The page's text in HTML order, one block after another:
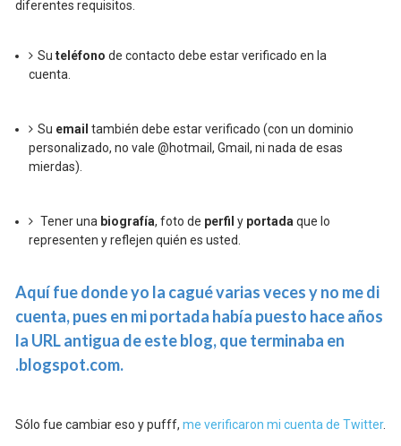
diferentes requisitos.
Su teléfono de contacto debe estar verificado en la
cuenta.
Su email también debe estar verificado (con un dominio
personalizado, no vale @hotmail, Gmail, ni nada de esas
mierdas).
Tener una biografía, foto de perfil y portadaque lo
representen y reflejen quién es usted.
Aquí fue donde yo la cagué varias veces y no me di
cuenta, pues en mi portada había puesto hace años
la URL antigua de este blog, que terminaba en
.blogspot.com.
Sólo fue cambiar eso y pufff, me verificaron mi cuenta de Twitter.